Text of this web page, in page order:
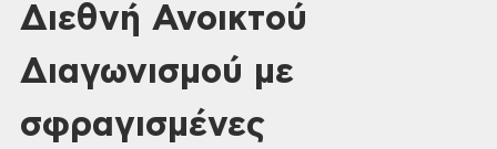
Διεθνή Ανοικτού
Διαγωνισμού με
σφραγισμένες